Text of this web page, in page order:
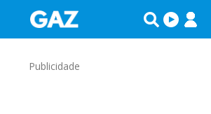
Publicidade